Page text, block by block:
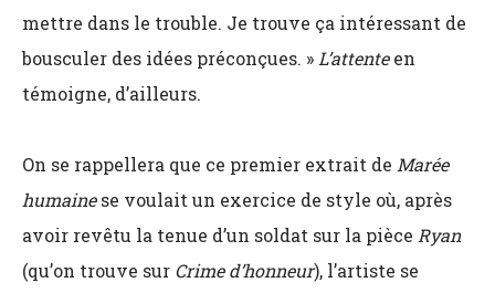
mettre dans le trouble. Je trouve ça intéressant de
bousculer des idées préconçues. » L’attenteen
témoigne, d’ailleurs.
On se rappellera que ce premier extrait de Marée
humainese voulait un exercice de style où, après
avoir revêtu la tenue d’un soldat sur la pièce Ryan
(qu’on trouve sur Crime d’honneur), l’artiste se